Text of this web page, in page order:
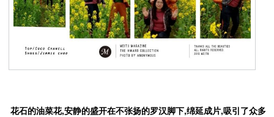
花石的油菜花,安静的盛开在不张扬的罗汉脚下,绵延成片,吸引了众多